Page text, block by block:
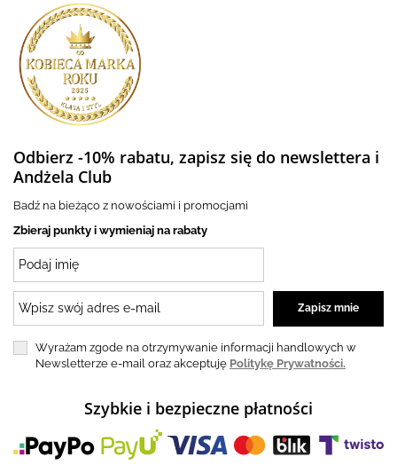
Odbierz -10% rabatu, zapisz się do newslettera i
Andżela Club
Badź na bieżąco z nowościami i promocjami
Zbieraj punkty i wymieniaj na rabaty
Wyrażam zgode na otrzymywanie informacji handlowych w
Newsletterze e-mail oraz akceptuję Politykę Prywatności.
Szybkie i bezpieczne płatności